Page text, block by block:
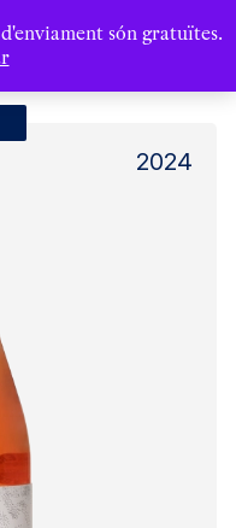
són gratuïtes.
2024